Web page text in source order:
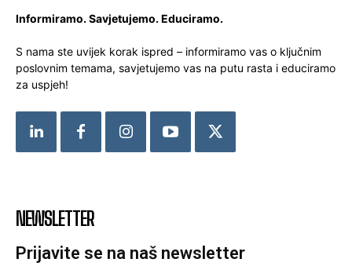
Informiramo. Savjetujemo. Educiramo.
S nama ste uvijek korak ispred – informiramo vas o ključnim
poslovnim temama, savjetujemo vas na putu rasta i educiramo
za uspjeh!
NEWSLETTER
Prijavite se na naš newsletter